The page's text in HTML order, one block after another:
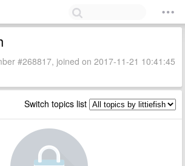
#268817, joined on 2017-11-21 10:41:45
Switch topics list